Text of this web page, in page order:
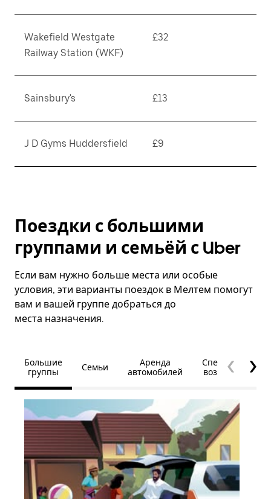
Wakefield Westgate
Railway Station (WKF)
£32
Sainsbury's £13
J D Gyms Huddersfield £9
Поездки с большими
группами и семьёй с Uber
Если вам нужно больше места или особые
условия, эти варианты поездок в Мелтем помогут
вам и вашей группе добраться до
места назначения.
Большие
группы
Семьи
Аренда
автомобилей
Специальные
возможности